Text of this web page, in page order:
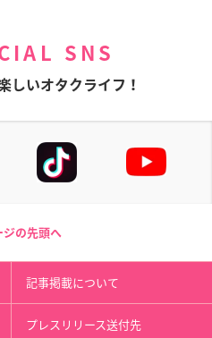
SNS
しいオタクライフ！
ジの先頭へ
記事掲載について
プレスリリース送付先